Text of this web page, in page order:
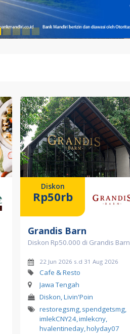
Diskon
Rp50rb
Grandis Barn
Diskon Rp50.000 di Grandis Barn
22 Jun 2026 s.d 31 Aug 2026
Cafe & Resto
Jawa Tengah
Diskon, Livin'Poin
restoregsmg,spendgetsmg,
imlekCNY24,imlekcny,
hvalentineday,holyday07